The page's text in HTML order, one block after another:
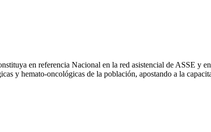
en referencia Nacional en la red asistencial de ASSE y
y hemato-oncológicas de la población, apostando a la